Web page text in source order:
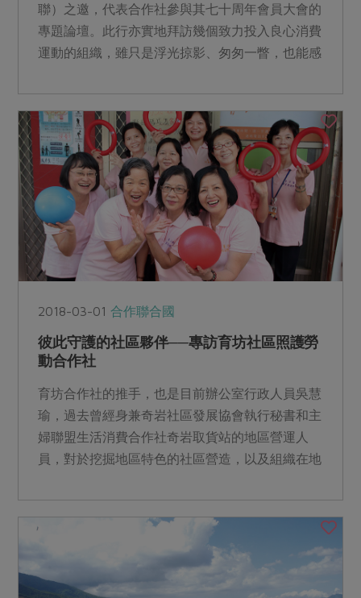
聯）之邀，代表合作社參與其七十周年會員大會的
專題論壇。此行亦實地拜訪幾個致力投入良心消費
運動的組織，雖只是浮光掠影、匆匆一瞥，也能感
2018-03-01合作聯合國
彼此守護的社區夥伴──專訪育坊社區照護勞
動合作社
育坊合作社的推手，也是目前辦公室行政人員吳慧
瑜，過去曾經身兼奇岩社區發展協會執行秘書和主
婦聯盟生活消費合作社奇岩取貨站的地區營運人
員，對於挖掘地區特色的社區營造，以及組織在地